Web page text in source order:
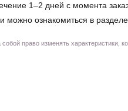
1–2 дней с момента
можно ознакомиться в
право изменять